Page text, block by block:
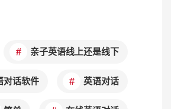
亲子英语线上还是线下
对话软件 英语对话